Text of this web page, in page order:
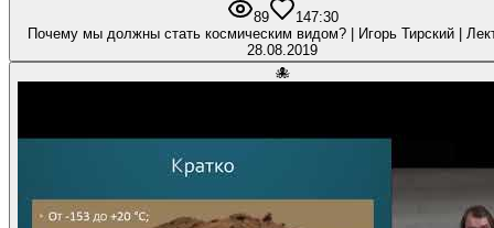
89 147:30
Почему мы должны стать космическим видом? | Игорь Тирский |
28.08.2019
🐙